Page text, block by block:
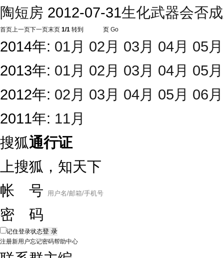
陶短房 2012-07-31生化武器会否
首页上一页下一页末页 1/1 转到 页 Go
2014年: 01月 02月 03月 04月 05月
2013年: 01月 02月 03月 04月 05月
2012年: 02月 03月 04月 05月 06月
2011年: 11月
搜狐通行证
上搜狐，知天下
帐 号
密 码
记住登录状态
注册新用户忘记密码帮助中心